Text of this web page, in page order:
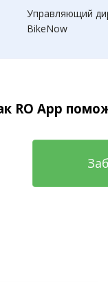
Управляющий
BikeNow
RO App